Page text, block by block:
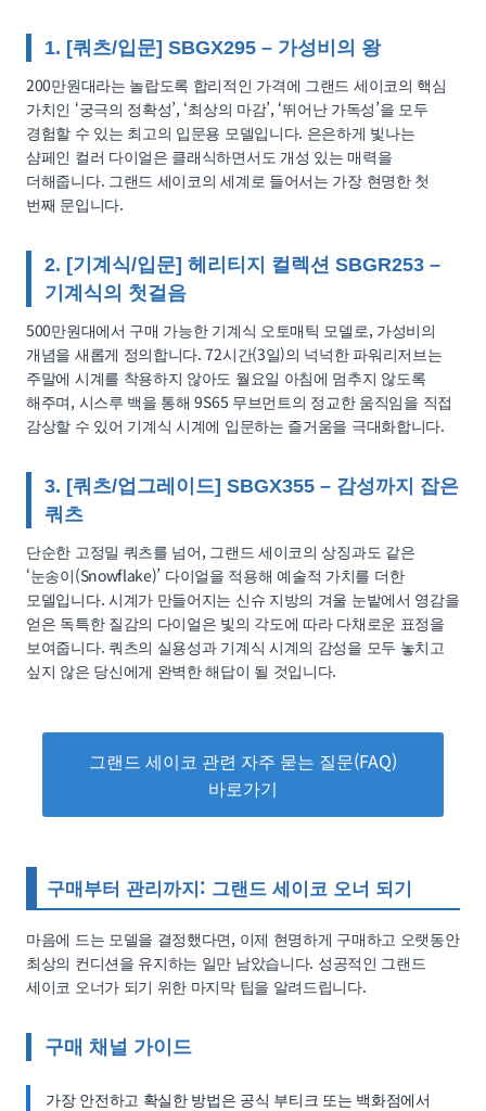
1. [쿼츠/입문] SBGX295 – 가성비의 왕
200만원대라는 놀랍도록 합리적인 가격에 그랜드 세이코의 핵심
가치인 ‘궁극의 정확성’, ‘최상의 마감’, ‘뛰어난 가독성’을 모두
경험할 수 있는 최고의 입문용 모델입니다. 은은하게 빛나는
샴페인 컬러 다이얼은 클래식하면서도 개성 있는 매력을
더해줍니다. 그랜드 세이코의 세계로 들어서는 가장 현명한 첫
번째 문입니다.
2. [기계식/입문] 헤리티지 컬렉션 SBGR253 –
기계식의 첫걸음
500만원대에서 구매 가능한 기계식 오토매틱 모델로, 가성비의
개념을 새롭게 정의합니다. 72시간(3일)의 넉넉한 파워리저브는
주말에 시계를 착용하지 않아도 월요일 아침에 멈추지 않도록
해주며, 시스루 백을 통해 9S65 무브먼트의 정교한 움직임을 직접
감상할 수 있어 기계식 시계에 입문하는 즐거움을 극대화합니다.
3. [쿼츠/업그레이드] SBGX355 – 감성까지 잡은
쿼츠
단순한 고정밀 쿼츠를 넘어, 그랜드 세이코의 상징과도 같은
‘눈송이(Snowflake)’ 다이얼을 적용해 예술적 가치를 더한
모델입니다. 시계가 만들어지는 신슈 지방의 겨울 눈밭에서 영감을
얻은 독특한 질감의 다이얼은 빛의 각도에 따라 다채로운 표정을
보여줍니다. 쿼츠의 실용성과 기계식 시계의 감성을 모두 놓치고
싶지 않은 당신에게 완벽한 해답이 될 것입니다.
그랜드 세이코 관련 자주 묻는 질문(FAQ)
바로가기
구매부터 관리까지: 그랜드 세이코 오너 되기
마음에 드는 모델을 결정했다면, 이제 현명하게 구매하고 오랫동안
최상의 컨디션을 유지하는 일만 남았습니다. 성공적인 그랜드
세이코 오너가 되기 위한 마지막 팁을 알려드립니다.
구매 채널 가이드
가장 안전하고 확실한 방법은 공식 부티크 또는 백화점에서